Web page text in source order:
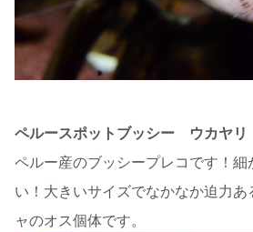
ペルースポットブッシー ウカヤ
ペルー産のブッシープレコです！細
い！大きいサイズでなかなか迫力
ャのオス個体です。